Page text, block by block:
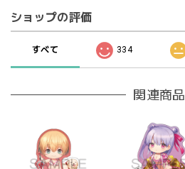
ショップの評価
すべて 334
関連商品